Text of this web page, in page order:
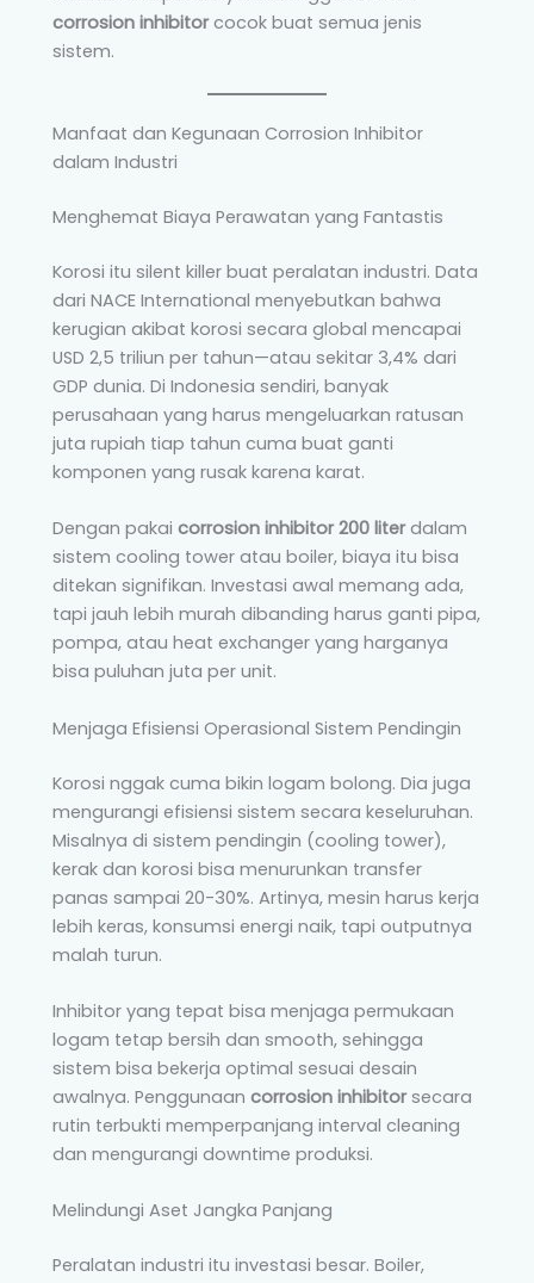
corrosion inhibitorcocok buat semua jenis
sistem.
Manfaat dan Kegunaan Corrosion Inhibitor
dalam Industri
Menghemat Biaya Perawatan yang Fantastis
Korosi itu silent killer buat peralatan industri. Data
dari NACE International menyebutkan bahwa
kerugian akibat korosi secara global mencapai
USD 2,5 triliun per tahun—atau sekitar 3,4% dari
GDP dunia. Di Indonesia sendiri, banyak
perusahaan yang harus mengeluarkan ratusan
juta rupiah tiap tahun cuma buat ganti
komponen yang rusak karena karat.
Dengan pakai corrosion inhibitor 200 literdalam
sistem cooling tower atau boiler, biaya itu bisa
ditekan signifikan. Investasi awal memang ada,
tapi jauh lebih murah dibanding harus ganti pipa,
pompa, atau heat exchanger yang harganya
bisa puluhan juta per unit.
Menjaga Efisiensi Operasional Sistem Pendingin
Korosi nggak cuma bikin logam bolong. Dia juga
mengurangi efisiensi sistem secara keseluruhan.
Misalnya di sistem pendingin (cooling tower),
kerak dan korosi bisa menurunkan transfer
panas sampai 20-30%. Artinya, mesin harus kerja
lebih keras, konsumsi energi naik, tapi outputnya
malah turun.
Inhibitor yang tepat bisa menjaga permukaan
logam tetap bersih dan smooth, sehingga
sistem bisa bekerja optimal sesuai desain
awalnya. Penggunaan corrosion inhibitorsecara
rutin terbukti memperpanjang interval cleaning
dan mengurangi downtime produksi.
Melindungi Aset Jangka Panjang
Peralatan industri itu investasi besar. Boiler,